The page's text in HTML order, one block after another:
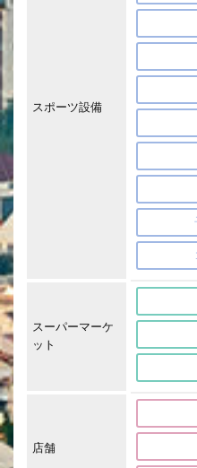
スポーツ設備
スーパーマーケ
ット
店舗